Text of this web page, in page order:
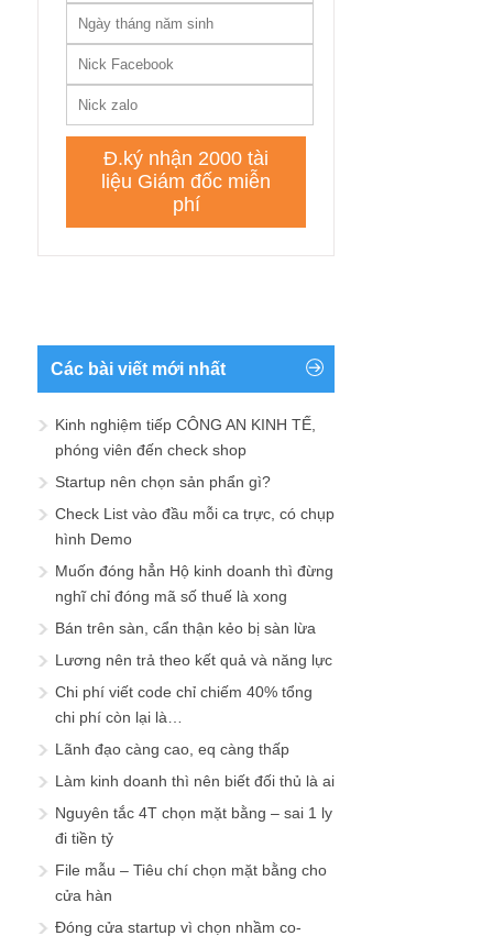
Các bài viết mới nhất
Kinh nghiệm tiếp CÔNG AN KINH TẾ,
phóng viên đến check shop
Startup nên chọn sản phẩn gì?
Check List vào đầu mỗi ca trực, có chụp
hình Demo
Muốn đóng hẳn Hộ kinh doanh thì đừng
nghĩ chỉ đóng mã số thuế là xong
Bán trên sàn, cẩn thận kẻo bị sàn lừa
Lương nên trả theo kết quả và năng lực
Chi phí viết code chỉ chiếm 40% tổng
chi phí còn lại là…
Lãnh đạo càng cao, eq càng thấp
Làm kinh doanh thì nên biết đối thủ là ai
Nguyên tắc 4T chọn mặt bằng – sai 1 ly
đi tiền tỷ
File mẫu – Tiêu chí chọn mặt bằng cho
cửa hàn
Đóng cửa startup vì chọn nhầm co-